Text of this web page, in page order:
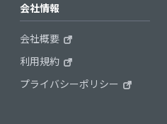
会社情報
会社概要
利用規約
プライバシーポリシー